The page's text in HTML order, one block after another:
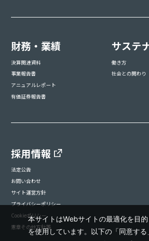
財務・業績
決算関連資料
事業報告書
アニュアルレポート
有価証券報告書
サステ
働き方
社会との関わり
採用情報
法定公告
お問い合わせ
サイト運営方針
プライバシーポリシー
Cookieポリシー
憲章その他方針等
本サイトはWebサイトの最適化を目
を使用しています。以下の「同意す